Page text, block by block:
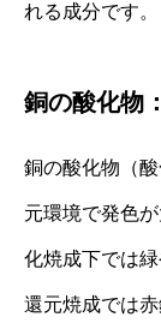
れる成分です。
銅の酸化物
銅の酸化物（
元環境で発色
化焼成下では
還元焼成では